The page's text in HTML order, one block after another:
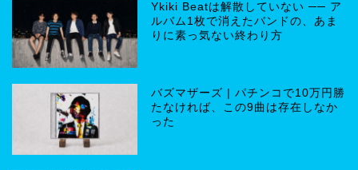
Ykiki Beatは解散していない ── ア
ルバム1枚で消えたバンドの、あま
りに素っ気ない終わり方
バズマザーズ | パチンコで10万円勝
たなければ、この9曲は存在しなか
った